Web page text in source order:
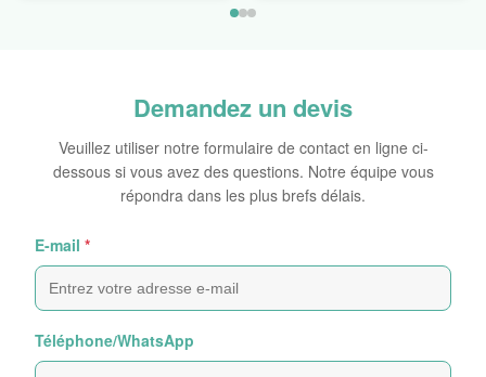
Demandez un devis
Veuillez utiliser notre formulaire de contact en ligne ci-
dessous si vous avez des questions. Notre équipe vous
répondra dans les plus brefs délais.
E-mail *
Téléphone/WhatsApp